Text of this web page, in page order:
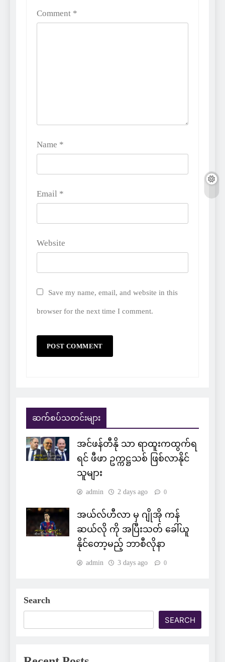
Comment *
Name *
Email *
Website
Save my name, email, and website in this
browser for the next time I comment.
ဆက်စပ်သတင်းများ
အင်ဖန်တီနို သာ ရာထူးကထွက်ရ
ရင် ဖီဖာ ဥက္ကဋ္ဌသစ် ဖြစ်လာနိုင်
သူများ
admin 2 days ago 0
အယ်လ်ဟီလာ မှ ဂျိုအို ကန်
ဆယ်လို ကို အပြီးသတ် ခေါ်ယူ
နိုင်တော့မည့် ဘာစီလိုနာ
admin 3 days ago 0
Search
SEARCH